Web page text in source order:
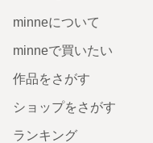
minneについて
minneで買いたい
作品をさがす
ショップをさがす
ランキング